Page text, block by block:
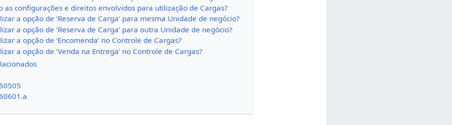
as configurações e direitos envolvidos para utilização de Cargas?
a opção de ‘Reserva de Carga’ para mesma Unidade de negócio?
a opção de ‘Reserva de Carga’ para outra Unidade de negócio?
a opção de ‘Encomenda’ no Controle de Cargas?
a opção de ‘Venda na Entrega’ no Controle de Cargas?